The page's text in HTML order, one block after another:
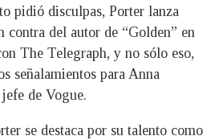
pidió disculpas, Porter lanza
contra del autor de “Golden” en
The Telegraph, y no sólo eso,
señalamientos para Anna
de Vogue.
se destaca por su talento como